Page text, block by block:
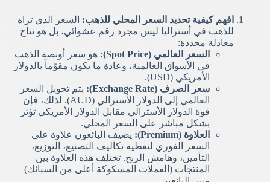
افهم كيفية تحديد السعر المحلي للذهب: السعر الذي تراه
للذهب في أستراليا ليس مجرد رقم عشوائي، بل هو نتاج
معادلة محددة:
السعر العالمي (Spot Price):
هو سعر أونصة الذهب
في الأسواق العالمية، وعادة ما يكون مقوّماً بالدولار
الأمريكي (USD).
سعر الصرف (Exchange Rate):
يتم تحويل السعر
العالمي إلى الدولار الأسترالي (AUD). لذلك، فإن
قوة الدولار الأسترالي مقابل الدولار الأمريكي تؤثر
بشكل مباشر على السعر المحلي.
العلاوة (Premium):
يضيف البائعون علاوة على
السعر الفوري لتغطية تكاليف التصنيع، التوزيع،
التأمين، وهامش الربح. تختلف هذه العلاوة بين
المنتجات (العملات المسكوكة أعلى من السبائك)